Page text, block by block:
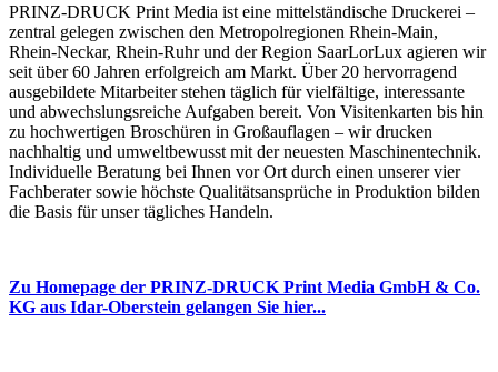
PRINZ-DRUCK Print Media ist eine mittelständische Druckerei –
zentral gelegen zwischen den Metropolregionen Rhein-Main,
Rhein-Neckar, Rhein-Ruhr und der Region SaarLorLux agieren wir
seit über 60 Jahren erfolgreich am Markt. Über 20 hervorragend
ausgebildete Mitarbeiter stehen täglich für vielfältige, interessante
und abwechslungsreiche Aufgaben bereit. Von Visitenkarten bis hin
zu hochwertigen Broschüren in Großauflagen – wir drucken
nachhaltig und umweltbewusst mit der neuesten Maschinentechnik.
Individuelle Beratung bei Ihnen vor Ort durch einen unserer vier
Fachberater sowie höchste Qualitätsansprüche in Produktion bilden
die Basis für unser tägliches Handeln.
Zu Homepage der PRINZ-DRUCK Print Media GmbH & Co.
KG aus Idar-Oberstein gelangen Sie hier...